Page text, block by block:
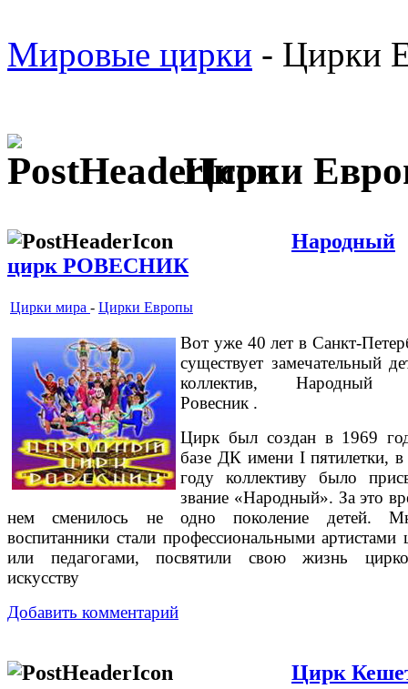
Мировые цирки - Цирки
Цирки
Народный
цирк РОВЕСНИК
Цирки мира - Цирки Европы
Вот уже 40 лет в Санкт-
существует замечательный
коллектив, Народный
Ровесник .
Цирк был создан в 1969
базе ДК имени I пятилетки,
году коллективу было
звание «Народный». За это
нем сменилось не одно поколение детей.
воспитанники стали профессиональными артистами
или педагогами, посвятили свою жизнь
искусству
Добавить комментарий
Цирк